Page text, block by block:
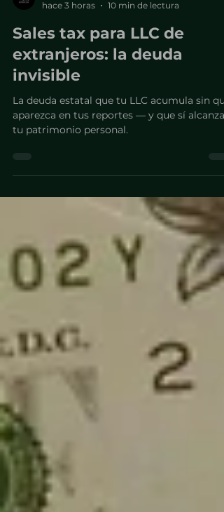
hace 3 horas
10 min de lectura
Sales tax para LLC de
extranjeros: la deuda
invisible
La deuda estatal que tu LLC acumula sin que
aparezca en tus reportes — y que sí alcanza